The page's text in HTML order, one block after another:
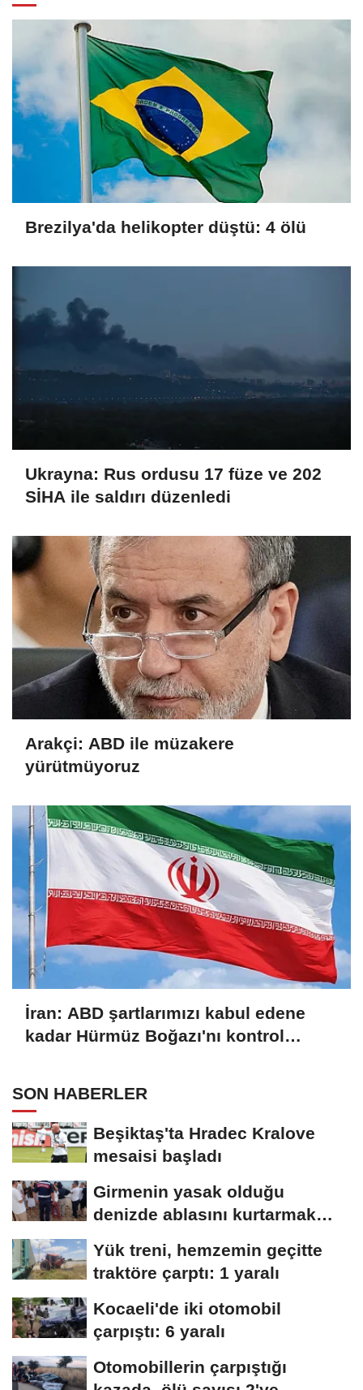
Brezilya'da helikopter düştü: 4 ölü
Ukrayna: Rus ordusu 17 füze ve 202
SİHA ile saldırı düzenledi
Arakçi: ABD ile müzakere
yürütmüyoruz
İran: ABD şartlarımızı kabul edene
kadar Hürmüz Boğazı'nı kontrol
SON HABERLER
Beşiktaş'ta Hradec Kralove
mesaisi başladı
Girmenin yasak olduğu
denizde ablasını kurtarmak
Yük treni, hemzemin geçitte
traktöre çarptı: 1 yaralı
Kocaeli'de iki otomobil
çarpıştı: 6 yaralı
Otomobillerin çarpıştığı